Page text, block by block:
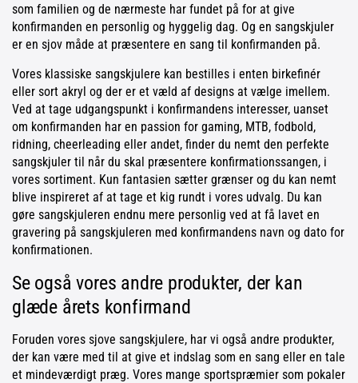
som familien og de nærmeste har fundet på for at give
konfirmanden en personlig og hyggelig dag. Og en sangskjuler
er en sjov måde at præsentere en sang til konfirmanden på.
Vores klassiske sangskjulere kan bestilles i enten birkefinér
eller sort akryl og der er et væld af designs at vælge imellem.
Ved at tage udgangspunkt i konfirmandens interesser, uanset
om konfirmanden har en passion for gaming, MTB, fodbold,
ridning, cheerleading eller andet, finder du nemt den perfekte
sangskjuler til når du skal præsentere konfirmationssangen, i
vores sortiment. Kun fantasien sætter grænser og du kan nemt
blive inspireret af at tage et kig rundt i vores udvalg. Du kan
gøre sangskjuleren endnu mere personlig ved at få lavet en
gravering på sangskjuleren med konfirmandens navn og dato for
konfirmationen.
Se også vores andre produkter, der kan
glæde årets konfirmand
Foruden vores sjove sangskjulere, har vi også andre produkter,
der kan være med til at give et indslag som en sang eller en tale
et mindeværdigt præg. Vores mange sportspræmier som pokaler